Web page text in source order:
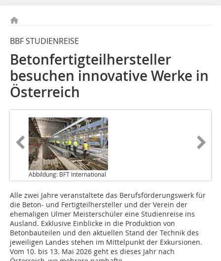
BBF STUDIENREISE
Betonfertigteilhersteller
besuchen innovative Werke in
Österreich
Abbildung: BFT International
Alle zwei Jahre veranstaltete das Berufsförderungswerk für
die Beton- und Fertigteilhersteller und der Verein der
ehemaligen Ulmer Meisterschüler eine Studienreise ins
Ausland. Exklusive Einblicke in die Produktion von
Betonbauteilen und den aktuellen Stand der Technik des
jeweiligen Landes stehen im Mittelpunkt der Exkursionen.
Vom 10. bis 13. Mai 2026 geht es dieses Jahr nach